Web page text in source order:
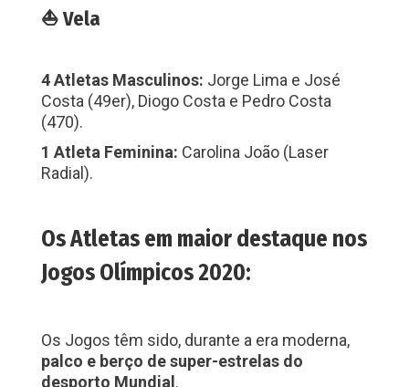
⛵ Vela
4 Atletas Masculinos: Jorge Lima e José
Costa (49er), Diogo Costa e Pedro Costa
(470).
1 Atleta Feminina: Carolina João (Laser
Radial).
Os Atletas em maior destaque nos
Jogos Olímpicos 2020:
Os Jogos têm sido, durante a era moderna,
palco e berço de super-estrelas do
desporto Mundial .